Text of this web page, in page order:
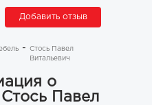
Добавить отзыв
Стось Павел
Витальевич
о
Павел